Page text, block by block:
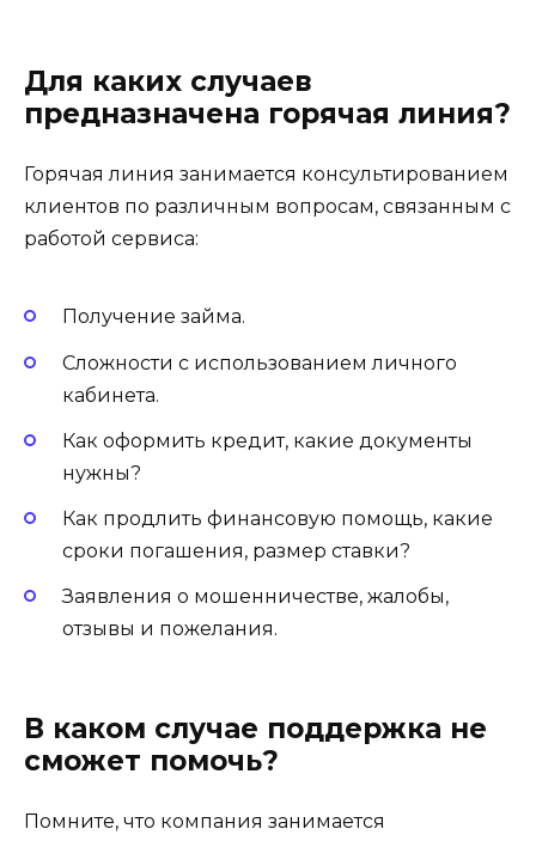
Для каких случаев
предназначена горячая линия?
Горячая линия занимается консультированием
клиентов по различным вопросам, связанным с
работой сервиса:
Получение займа.
Сложности с использованием личного
кабинета.
Как оформить кредит, какие документы
нужны?
Как продлить финансовую помощь, какие
сроки погашения, размер ставки?
Заявления о мошенничестве, жалобы,
отзывы и пожелания.
В каком случае поддержка не
сможет помочь?
Помните, что компания занимается